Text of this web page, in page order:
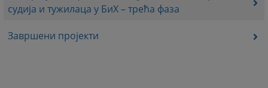
судија и тужилаца у БиХ – трећа фаза
Завршени пројекти